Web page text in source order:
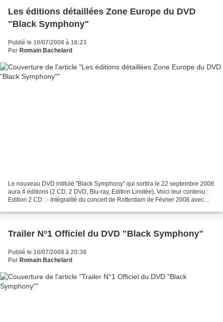
Les éditions détaillées Zone Europe du DVD
"Black Symphony"
Publié le 10/07/2008 à 16:23
Par Romain Bachelard
Le nouveau DVD intitulé "Black Symphony" qui sortira le 22 septembre 2008
aura 4 éditions (2 CD, 2 DVD, Blu-ray, Edition Limitée). Voici leur contenu :
Edition 2 CD : - Intégralité du concert de Rotterdam de Février 2008 avec
Trailer N°1 Officiel du DVD "Black Symphony"
Publié le 16/07/2008 à 20:38
Par Romain Bachelard